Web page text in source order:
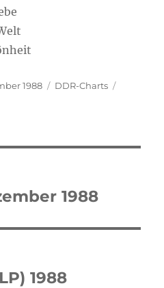
1988 Kategorien
DDR-Charts
1988
1988